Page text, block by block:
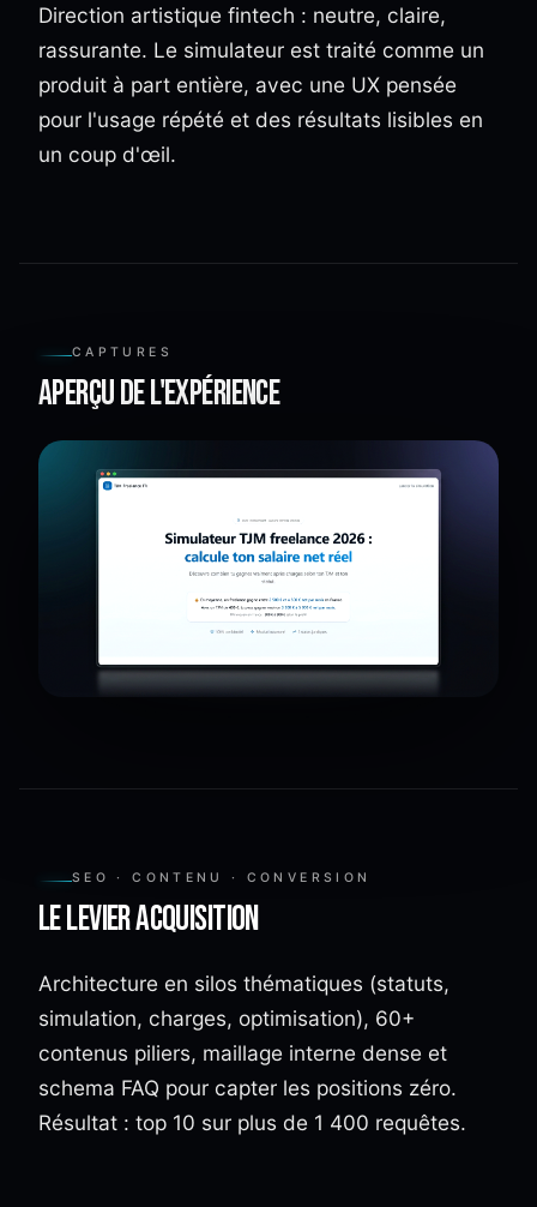
Direction artistique fintech : neutre, claire,
rassurante. Le simulateur est traité comme un
produit à part entière, avec une UX pensée
pour l'usage répété et des résultats lisibles en
un coup d'œil.
CAPTURES
Aperçu de l'expérience
SEO · CONTENU · CONVERSION
Le levier acquisition
Architecture en silos thématiques (statuts,
simulation, charges, optimisation), 60+
contenus piliers, maillage interne dense et
schema FAQ pour capter les positions zéro.
Résultat : top 10 sur plus de 1 400 requêtes.